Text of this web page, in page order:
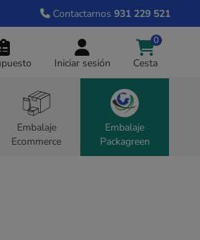
Contactarnos 931 229 521
Iniciar sesión Cesta
0
Embalaje
Ecommerce
Embalaje
Packagreen